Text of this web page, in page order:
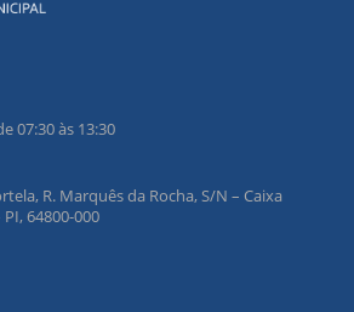
07:30 às 13:30
R. Marquês da Rocha, S/N – Caixa
64800-000